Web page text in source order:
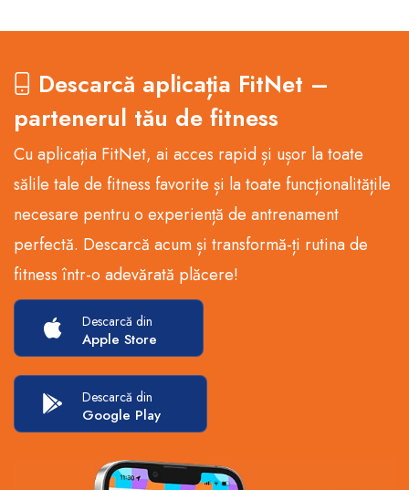
Descarcă aplicația FitNet –
partenerul tău de fitness
Cu aplicația FitNet, ai acces rapid și ușor la toate
sălile tale de fitness favorite și la toate funcționalitățile
necesare pentru o experiență de antrenament
perfectă. Descarcă acum și transformă-ți rutina de
fitness într-o adevărată plăcere!
Descarcă din
Apple Store
Descarcă din
Google Play